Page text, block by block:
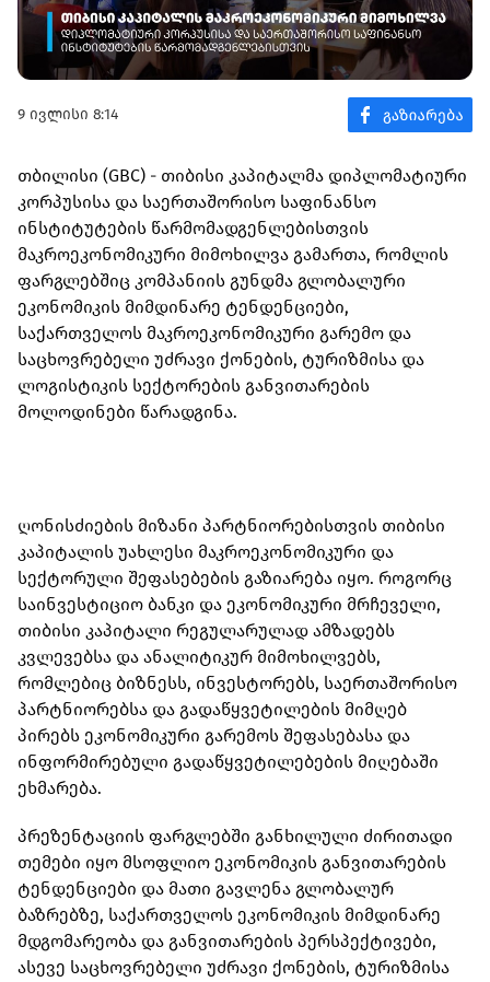
9 ივლისი 8:14
თბილისი (GBC) - თიბისი კაპიტალმა დიპლომატიური
კორპუსისა და საერთაშორისო საფინანსო
ინსტიტუტების წარმომადგენლებისთვის
მაკროეკონომიკური მიმოხილვა გამართა, რომლის
ფარგლებშიც კომპანიის გუნდმა გლობალური
ეკონომიკის მიმდინარე ტენდენციები,
საქართველოს მაკროეკონომიკური გარემო და
საცხოვრებელი უძრავი ქონების, ტურიზმისა და
ლოგისტიკის სექტორების განვითარების
მოლოდინები წარადგინა.
ღონისძიების მიზანი პარტნიორებისთვის თიბისი
კაპიტალის უახლესი მაკროეკონომიკური და
სექტორული შეფასებების გაზიარება იყო. როგორც
საინვესტიციო ბანკი და ეკონომიკური მრჩეველი,
თიბისი კაპიტალი რეგულარულად ამზადებს
კვლევებსა და ანალიტიკურ მიმოხილვებს,
რომლებიც ბიზნესს, ინვესტორებს, საერთაშორისო
პარტნიორებსა და გადაწყვეტილების მიმღებ
პირებს ეკონომიკური გარემოს შეფასებასა და
ინფორმირებული გადაწყვეტილებების მიღებაში
ეხმარება.
პრეზენტაციის ფარგლებში განხილული ძირითადი
თემები იყო მსოფლიო ეკონომიკის განვითარების
ტენდენციები და მათი გავლენა გლობალურ
ბაზრებზე, საქართველოს ეკონომიკის მიმდინარე
მდგომარეობა და განვითარების პერსპექტივები,
ასევე საცხოვრებელი უძრავი ქონების, ტურიზმისა